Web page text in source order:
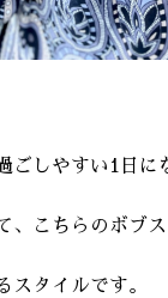
しやすい1日に
、こちらのボブ
スタイルです。